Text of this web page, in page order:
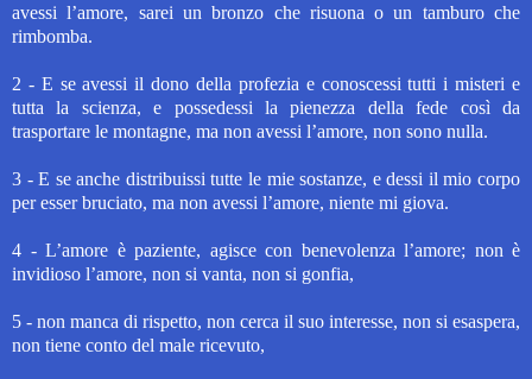
avessi l’amore, sarei un bronzo che risuonao un tamburoche
rimbomba.
2 - E se avessi il dono della profezia e conoscessi tutti i misteri e
tutta la scienza,e possedessi la pienezza della fede così da
trasportare le montagne, ma non avessi l’amore, non sono nulla.
3 - E se anche distribuissi tutte le mie sostanze, e dessi il mio corpo
per esser bruciato, ma non avessi l’amore, niente mi giova.
4 - L’amore è paziente, agisce con benevolenza l’amore; non è
invidioso l’amore, non si vanta, non si gonfia,
5 - non manca di rispetto, non cerca il suo interesse, non si esaspera,
non tiene conto del male ricevuto,